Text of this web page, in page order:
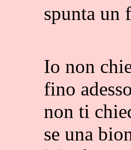
spunta un
Io non
fino
non ti
se una